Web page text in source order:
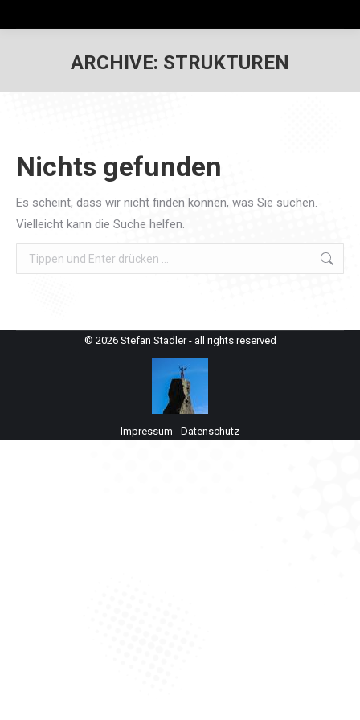
ARCHIVE: STRUKTUREN
Nichts gefunden
Es scheint, dass wir nicht finden können, was Sie suchen.
Vielleicht kann die Suche helfen.
Search:
© 2026 Stefan Stadler - all rights reserved
Impressum - Datenschutz